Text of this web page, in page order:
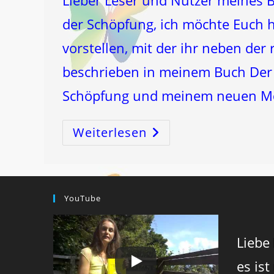
der Schöpfung, ich möchte
vorstellen, mit der ihr neben der
beschrieben in meinem Buch
Schöpfung und meinem neuen
Weiterlesen Super-
Effektive
ENERGIE-
YouTube
es ist